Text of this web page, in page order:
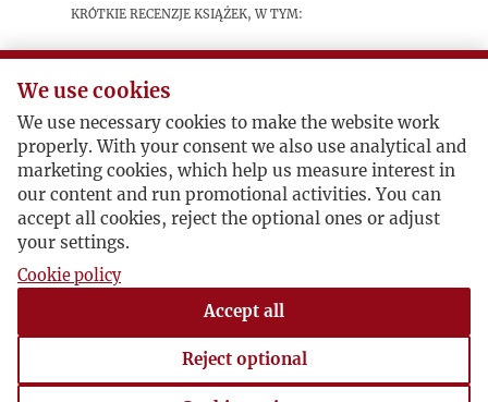
Krótkie recenzje książek, w tym:
Maria Danilewicz ZielińskaPróby przywołań.
Szkice literackie,
Krzysztof Kopczyński
Przed przystankiem
Niepodległość. Paryska 'Kultura" i kraj w latach
1980-1981
Aleksander HertzŻydzi w kulturze polskiej
Postacie powiązane
Maria Danilewicz Zielińska
Bohater:Aleksander Hertz
Krzysztof Kopczyński
We use cookies
We use necessary cookies to make the website work
properly. With your consent we also use analytical and
marketing cookies, which help us measure interest in
our content and run promotional activities. You can
accept all cookies, reject the optional ones or adjust
your settings.
Cookie policy
Accept all
Reject optional